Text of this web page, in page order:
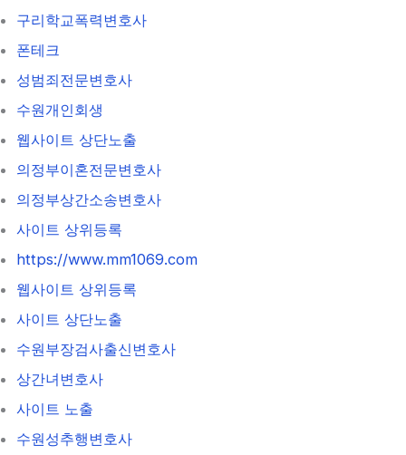
구리학교폭력변호사
폰테크
성범죄전문변호사
수원개인회생
웹사이트 상단노출
의정부이혼전문변호사
의정부상간소송변호사
사이트 상위등록
https://www.mm1069.com
웹사이트 상위등록
사이트 상단노출
수원부장검사출신변호사
상간녀변호사
사이트 노출
수원성추행변호사